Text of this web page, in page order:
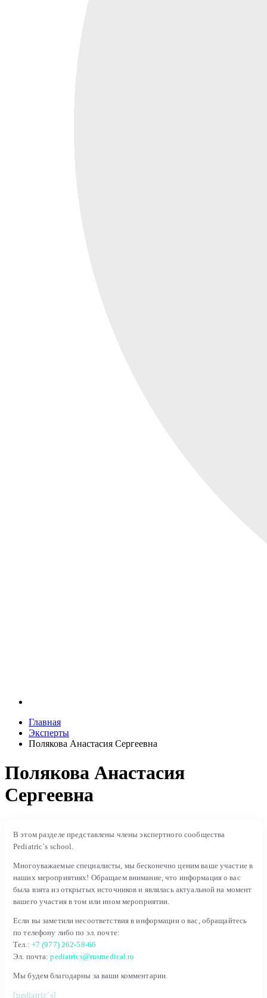
Главная
Эксперты
Полякова Анастасия Сергеевна
Полякова Анастасия
Сергеевна
В этом разделе представлены члены экспертного сообщества
Pediatric`s school.
Многоуважаемые специалисты, мы бесконечно ценим ваше участие в
наших мероприятиях! Обращаем внимание, что информация о вас
была взята из открытых источников и являлась актуальной на момент
вашего участия в том или ином мероприятии.
Если вы заметили несоответствия в информации о вас, обращайтесь
по телефону либо по эл. почте:
Тел.: +7 (977) 262-58-66
Эл. почта:pediatrics@rusmedical.ru
Мы будем благодарны за ваши комментарии.
[pediatric`s]